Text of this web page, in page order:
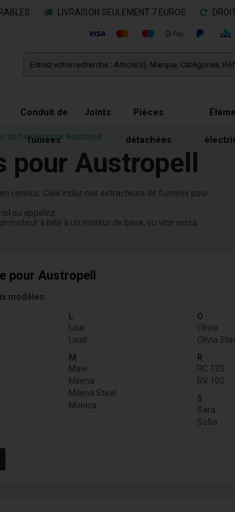
LIVRAISON SEULEMENT 7 EUROS
Conduit de
fumées
Joints Pièces
détachées
de fumées pour Austropell
pour Austropell
connus. Cela inclut nos extracteurs de fumées pour
ou appelez.
moteur à bille à un moteur de base, ou vice versa.
pour Austropell
modèles:
L
Lisa
Lisali
M
Mavi
Milena
Milena Steel
Monica
O
Olivia
Olivia
R
RC 120
RV 100
S
Sara
Sofia